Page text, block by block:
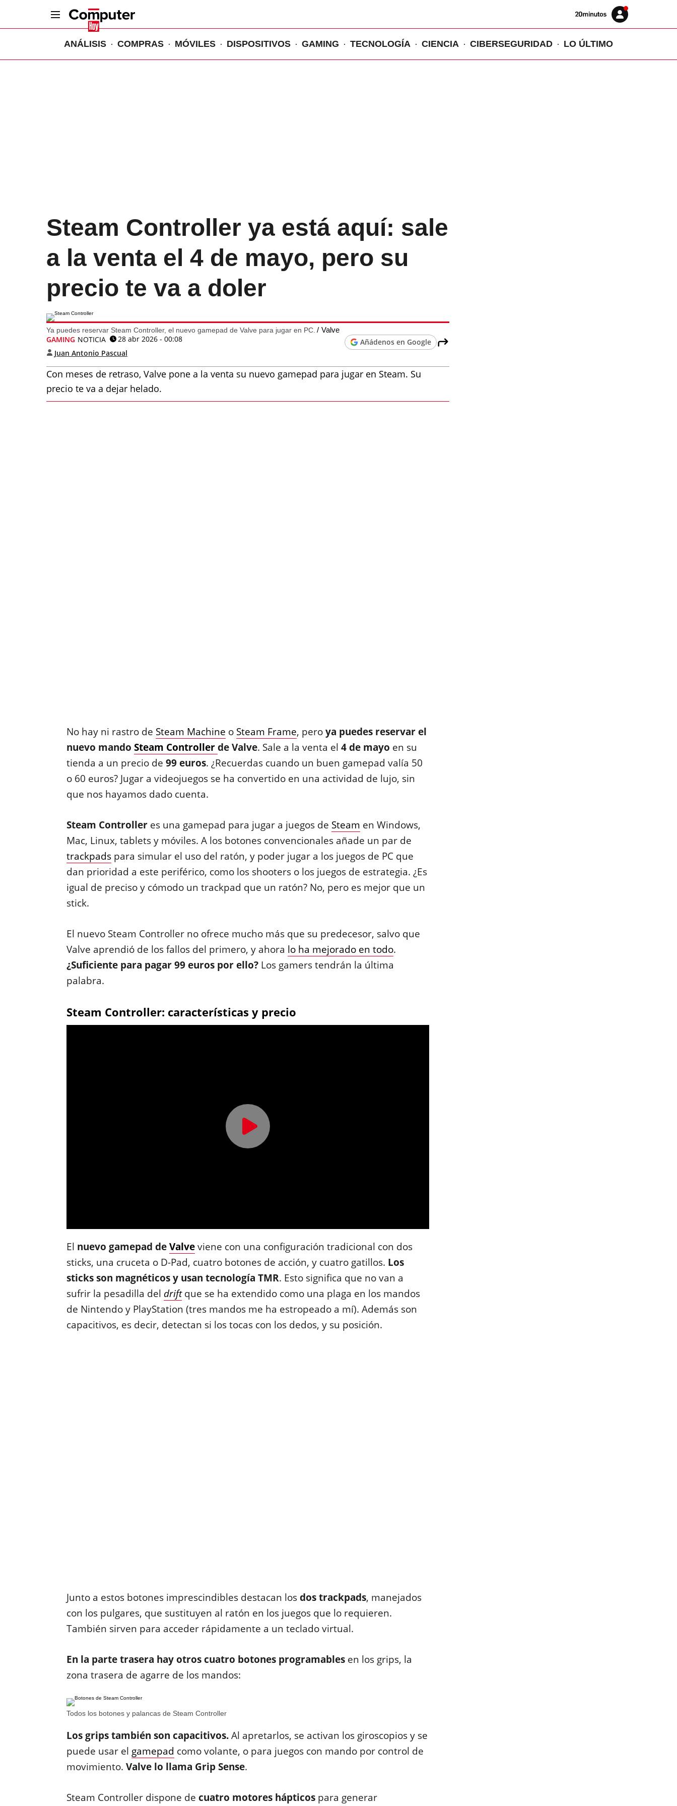
Volver
Iniciar
sesión
ANÁLISIS COMPRAS MÓVILES DISPOSITIVOS GAMING TECNOLOGÍA CIENCIA CIBERSEGURIDAD LO ÚLTIMO
Steam Controller ya está aquí: sale
a la venta el 4 de mayo, pero su
precio te va a doler
Ya puedes reservar Steam Controller, el nuevo gamepad de Valve para jugar en PC. Valve
GAMING NOTICIA
28 abr 2026 - 00:08
Juan Antonio Pascual
Añádenos en Google
Con meses de retraso, Valve pone a la venta su nuevo gamepad para jugar en Steam. Su
precio te va a dejar helado.
No hay ni rastro de Steam Machine o Steam Frame, peroya puedes reservar el
nuevo mando Steam Controllerde Valve. Sale a la venta el 4 de mayo en su
tienda a un precio de 99 euros. ¿Recuerdas cuando un buen gamepad valía 50
o 60 euros? Jugar a videojuegos se ha convertido en una actividad de lujo, sin
que nos hayamos dado cuenta.
Steam Controlleres una gamepad para jugar a juegos de Steam en Windows,
Mac, Linux, tablets y móviles. A los botones convencionales añade un par de
trackpadspara simular el uso del ratón, y poder jugar a los juegos de PC que
dan prioridad a este periférico, como los shooters o los juegos de estrategia. ¿Es
igual de preciso y cómodo un trackpad que un ratón? No, pero es mejor que un
stick.
El nuevo Steam Controller no ofrece mucho más que su predecesor, salvo que
Valve aprendió de los fallos del primero, y ahora lo ha mejorado en todo.
¿Suficiente para pagar 99 euros por ello?Los gamers tendrán la última
palabra.
Steam Controller: características y precio
El nuevo gamepad deValveviene con una configuración tradicional con dos
sticks, una cruceta o D-Pad, cuatro botones de acción, y cuatro gatillos. Los
sticks son magnéticos y usan tecnología TMR. Esto significa que no van a
sufrir la pesadilla del driftque se ha extendido como una plaga en los mandos
de Nintendo y PlayStation (tres mandos me ha estropeado a mí). Además son
capacitivos, es decir, detectan si los tocas con los dedos, y su posición.
Junto a estos botones imprescindibles destacan losdos trackpads, manejados
con los pulgares, que sustituyen al ratón en los juegos que lo requieren.
También sirven para acceder rápidamente a un teclado virtual.
En la parte trasera hay otros cuatro botones programablesen los grips, la
zona trasera de agarre de los mandos:
Todos los botones y palancas de Steam Controller
Los grips también son capacitivos.Al apretarlos, se activan los giroscopios y se
puede usar el gamepad como volante, o para juegos con mando por control de
movimiento. Valve lo llama Grip Sense.
Steam Controller dispone de cuatro motores hápticospara generar